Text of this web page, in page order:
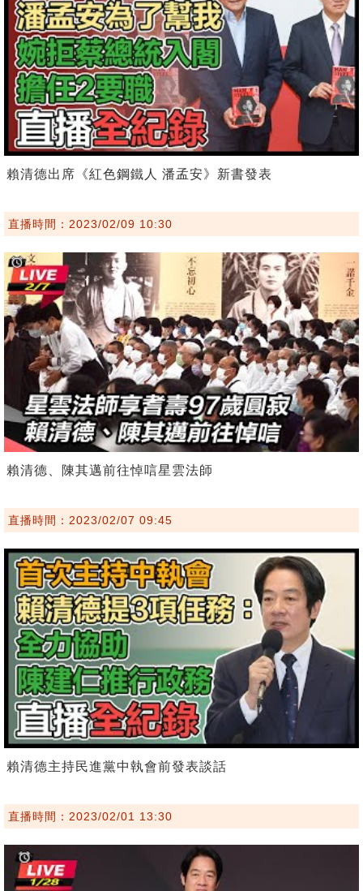
賴清德出席《紅色鋼鐵人 潘孟安》新書發表
直播時間：2023/02/09 10:30
賴清德、陳其邁前往悼唁星雲法師
直播時間：2023/02/07 09:45
賴清德主持民進黨中執會前發表談話
直播時間：2023/02/01 13:30